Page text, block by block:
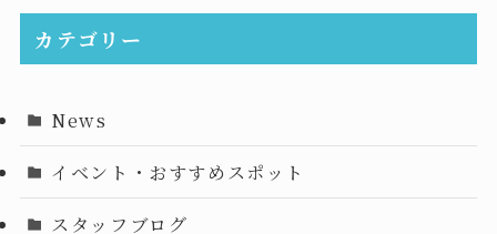
カテゴリー
News
イベント・おすすめスポット
スタッフブログ